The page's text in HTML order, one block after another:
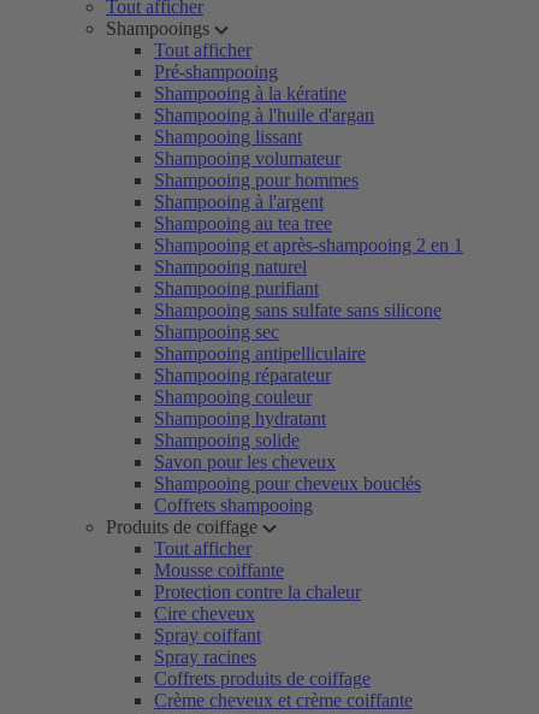
Tout afficher
Shampooings
Tout afficher
Pré-shampooing
Shampooing à la kératine
Shampooing à l'huile d'argan
Shampooing lissant
Shampooing volumateur
Shampooing pour hommes
Shampooing à l'argent
Shampooing au tea tree
Shampooing et après-shampooing 2 en 1
Shampooing naturel
Shampooing purifiant
Shampooing sans sulfate sans silicone
Shampooing sec
Shampooing antipelliculaire
Shampooing réparateur
Shampooing couleur
Shampooing hydratant
Shampooing solide
Savon pour les cheveux
Shampooing pour cheveux bouclés
Coffrets shampooing
Produits de coiffage
Tout afficher
Mousse coiffante
Protection contre la chaleur
Cire cheveux
Spray coiffant
Spray racines
Coffrets produits de coiffage
Crème cheveux et crème coiffante